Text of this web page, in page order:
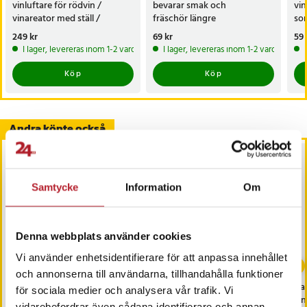
Samtycke Information Om
Denna webbplats använder cookies
Vi använder enhetsidentifierare för att anpassa innehållet
och annonserna till användarna, tillhandahålla funktioner
för sociala medier och analysera vår trafik. Vi
vinluftare för rödvin /
vinareator med ställ /
dekanterare för vin
Pris:249 kr
249 kr
I lager, levereras inom 1-2 vardagar
Köp
bevarar smak och
fräschör längre
Pris:
69 kr
I lager, levereras inom 1-2 vardagar
Köp
59
Andra köpte också
-67%
Vakuumkork för
vinflaska med manuell
-31%
Alpina Vinglas 37cl 6-
pack